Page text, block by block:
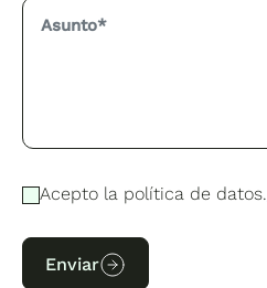
Acepto la política de datos.
Enviar